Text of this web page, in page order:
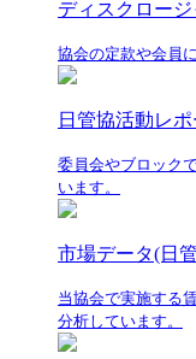
ディスクロー
協会の定款や会員
日管協活動レポ
委員会やブロック
います。
市場データ(日
当協会で実施する
分析しています。